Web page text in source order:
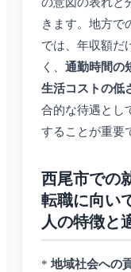
きます。地方で
では、年収額だ
く、 通勤時間の
生活コストの低
合的な待遇とし
することが重要
西尾市での
転職に向い
人の特徴と
* 地域社会への